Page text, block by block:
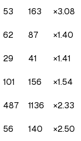
53 163 ×3.08
62 87 ×1.40
29 41 ×1.41
101 156 ×1.54
487 1136 ×2.33
56 140 ×2.50